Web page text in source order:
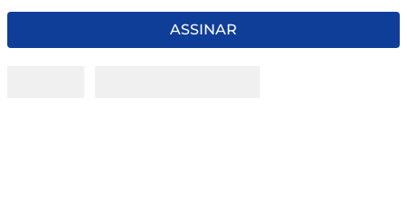
8º
tadalafila 5mg
9º
vitamina
ASSINAR